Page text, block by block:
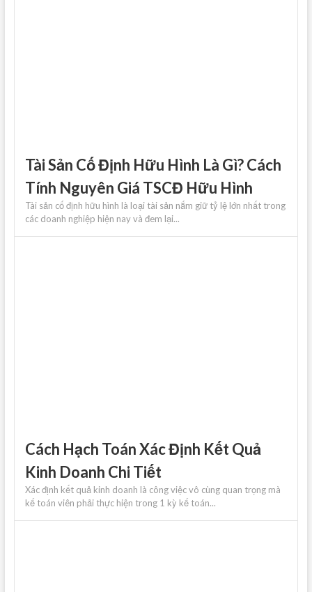
Tài Sản Cố Định Hữu Hình Là Gì? Cách
Tính Nguyên Giá TSCĐ Hữu Hình
Tài sản cố định hữu hình là loại tài sản nắm giữ tỷ lệ lớn nhất trong
các doanh nghiệp hiện nay và đem lại...
Cách Hạch Toán Xác Định Kết Quả
Kinh Doanh Chi Tiết
Xác định kết quả kinh doanh là công việc vô cùng quan trọng mà
kế toán viên phải thực hiện trong 1 kỳ kế toán...